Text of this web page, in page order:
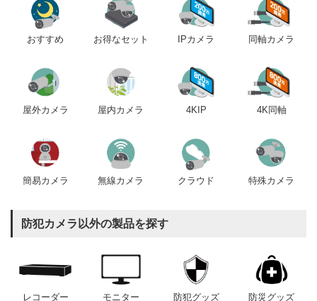
おすすめ お得なセット IPカメラ 同軸カメラ
屋外カメラ 屋内カメラ 4KIP 4K同軸
簡易カメラ 無線カメラ クラウド 特殊カメラ
防犯カメラ以外の製品を探す
レコーダー モニター 防犯グッズ 防災グッズ